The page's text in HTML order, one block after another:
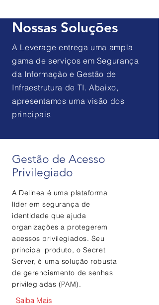
Nossas Soluções
A Leverage entrega uma ampla
gama de serviços em Segurança
da Informação e Gestão de
Infraestrutura de TI. Abaixo,
apresentamos uma visão dos
principais
Gestão de Acesso
Privilegiado
A Delinea é uma plataforma
líder em segurança de
identidade que ajuda
organizações a protegerem
acessos privilegiados. Seu
principal produto, o Secret
Server, é uma solução robusta
de gerenciamento de senhas
privilegiadas (PAM).
Saiba Mais